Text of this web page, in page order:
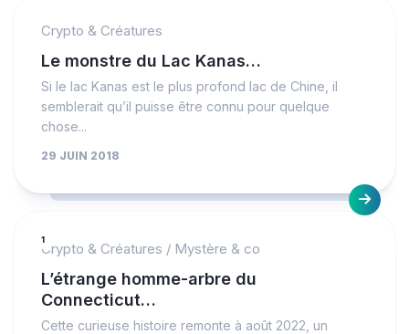
Crypto & Créatures
Le monstre du Lac Kanas…
Si le lac Kanas est le plus profond lac de Chine, il
semblerait qu’il puisse être connu pour quelque
chose...
29 JUIN 2018
1
Crypto & Créatures / Mystère & co
L’étrange homme-arbre du
Connecticut…
Cette curieuse histoire remonte à août 2022, un